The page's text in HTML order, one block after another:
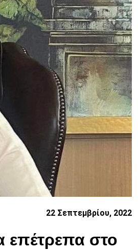
22 Σεπτεμβρίου, 2022
επέτρεπα στο